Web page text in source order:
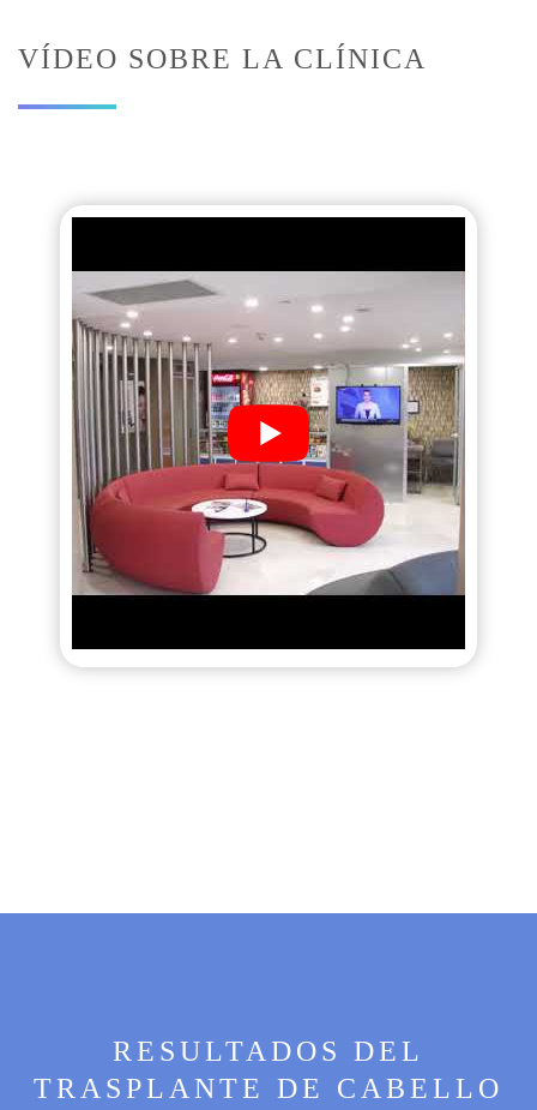
VÍDEO SOBRE LA CLÍNICA
RESULTADOS DEL
TRASPLANTE DE CABELLO